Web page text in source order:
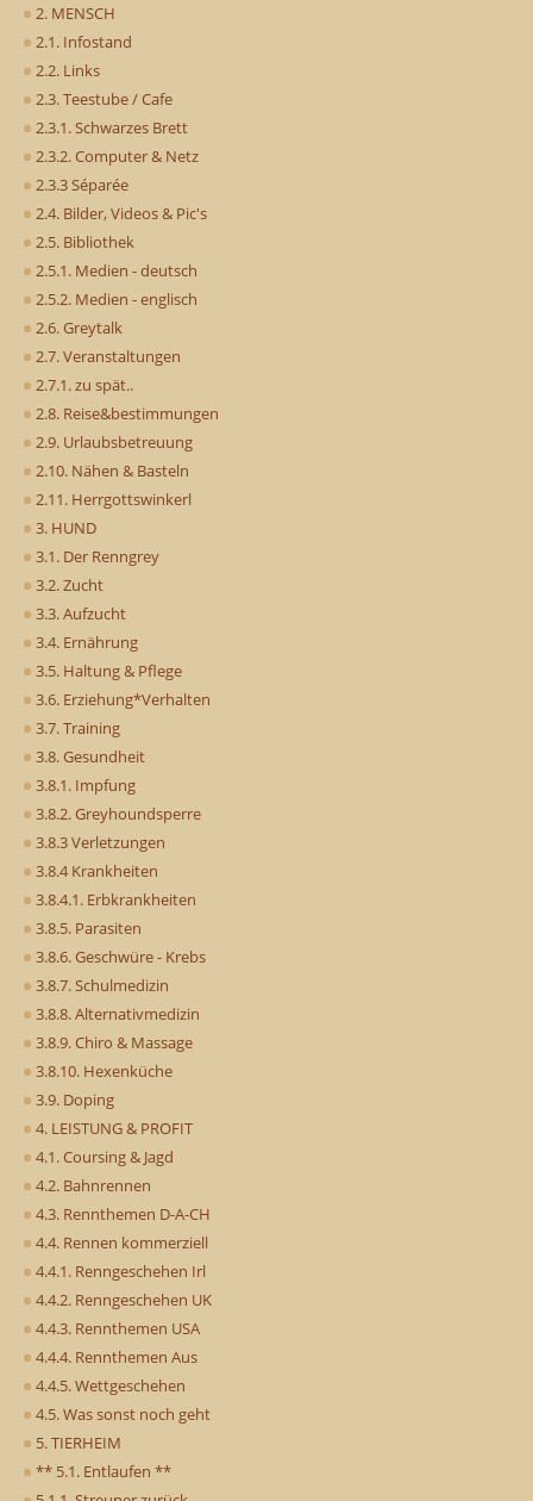
2. MENSCH
2.1. Infostand
2.2. Links
2.3. Teestube / Cafe
2.3.1. Schwarzes Brett
2.3.2. Computer & Netz
2.3.3 Séparée
2.4. Bilder, Videos & Pic's
2.5. Bibliothek
2.5.1. Medien - deutsch
2.5.2. Medien - englisch
2.6. Greytalk
2.7. Veranstaltungen
2.7.1. zu spät..
2.8. Reise&bestimmungen
2.9. Urlaubsbetreuung
2.10. Nähen & Basteln
2.11. Herrgottswinkerl
3. HUND
3.1. Der Renngrey
3.2. Zucht
3.3. Aufzucht
3.4. Ernährung
3.5. Haltung & Pflege
3.6. Erziehung*Verhalten
3.7. Training
3.8. Gesundheit
3.8.1. Impfung
3.8.2. Greyhoundsperre
3.8.3 Verletzungen
3.8.4 Krankheiten
3.8.4.1. Erbkrankheiten
3.8.5. Parasiten
3.8.6. Geschwüre - Krebs
3.8.7. Schulmedizin
3.8.8. Alternativmedizin
3.8.9. Chiro & Massage
3.8.10. Hexenküche
3.9. Doping
4. LEISTUNG & PROFIT
4.1. Coursing & Jagd
4.2. Bahnrennen
4.3. Rennthemen D-A-CH
4.4. Rennen kommerziell
4.4.1. Renngeschehen Irl
4.4.2. Renngeschehen UK
4.4.3. Rennthemen USA
4.4.4. Rennthemen Aus
4.4.5. Wettgeschehen
4.5. Was sonst noch geht
5. TIERHEIM
** 5.1. Entlaufen **